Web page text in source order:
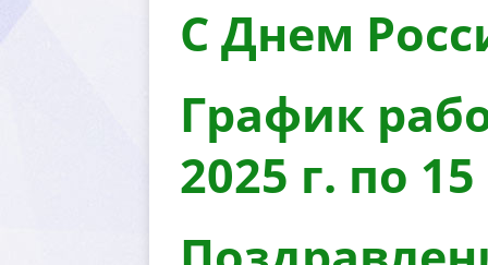
С Днем
График
2025 г. по